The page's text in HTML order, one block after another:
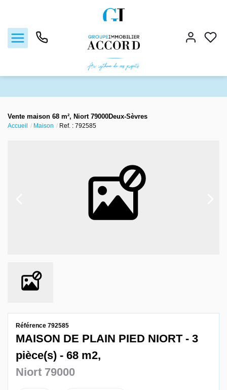
Locations
Gestion locative
Nos agences
Vente maison 68 m², Niort 79000Deux-Sèvres
Accueil Maison Ref. : 792585
Référence 792585
MAISON DE PLAIN PIED NIORT - 3
pièce(s) - 68 m2,
Niort 79000